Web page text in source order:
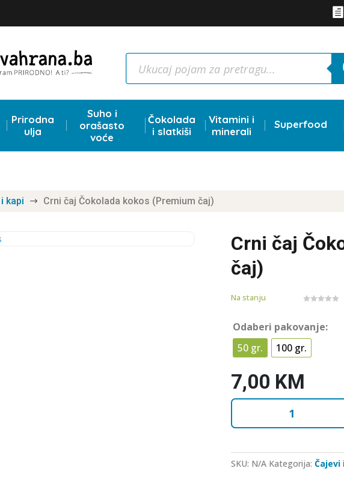

Products
search
Prirodna
ulja
Suho i
orašasto
voće
Čokolada
i slatkiši
Vitamini i
minerali
Superfood
kapi $ Crni čaj Čokolada kokos (Premium čaj)
Crni čaj
čaj)
Na stanju
t
f
5
Odaberi pakovanje:
50 gr.
100 gr.
7,00 KM
Crni
Čokolada
(Premium
SKU: N/A Kategorija: Čajevi